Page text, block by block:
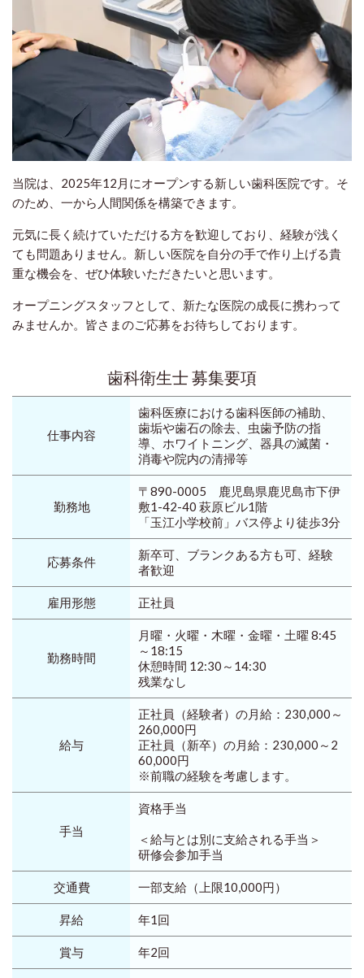
当院は、2025年12月にオープンする新しい歯科医院です。そ
のため、一から人間関係を構築できます。
元気に長く続けていただける方を歓迎しており、経験が浅く
ても問題ありません。新しい医院を自分の手で作り上げる貴
重な機会を、ぜひ体験いただきたいと思います。
オープニングスタッフとして、新たな医院の成長に携わって
みませんか。皆さまのご応募をお待ちしております。
歯科衛生士 募集要項
仕事内容
歯科医療における歯科医師の補助、
歯垢や歯石の除去、虫歯予防の指
導、ホワイトニング、器具の滅菌・
消毒や院内の清掃等
勤務地
〒890-0005 鹿児島県鹿児島市下伊
敷1-42-40 萩原ビル1階
「玉江小学校前」バス停より徒歩3分
応募条件
新卒可、ブランクある方も可、経験
者歓迎
雇用形態 正社員
勤務時間
月曜・火曜・木曜・金曜・土曜 8:45
～18:15
休憩時間 12:30～14:30
残業なし
給与
正社員（経験者）の月給：230,000～
260,000円
正社員（新卒）の月給：230,000～2
60,000円
※前職の経験を考慮します。
手当
資格手当
＜給与とは別に支給される手当＞
研修会参加手当
交通費 一部支給（上限10,000円）
昇給 年1回
賞与 年2回